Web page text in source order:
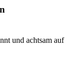
und achtsam auf